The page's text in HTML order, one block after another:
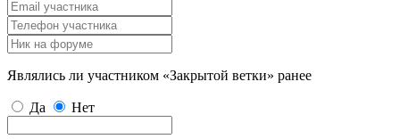
Являлись ли участником «Закрытой ветки» ранее
Да Нет